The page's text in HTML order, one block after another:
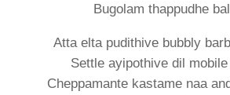
Bugolam thappudhe
Atta elta pudithive bubbly
Settle ayipothive dil
Cheppamante kastame naa